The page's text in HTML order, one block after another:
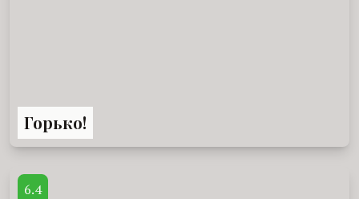
Горько!
6.4